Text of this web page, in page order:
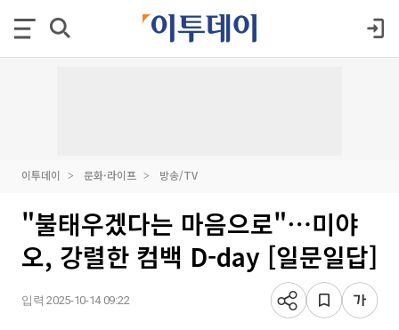
이투데이 문화·라이프 방송/TV
"불태우겠다는 마음으로"⋯미야
오, 강렬한 컴백 D-day [일문일답]
입력 2025-10-14 09:22